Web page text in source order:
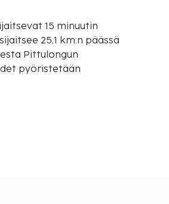
15 minuutin
Pittulongun
pyöristetään